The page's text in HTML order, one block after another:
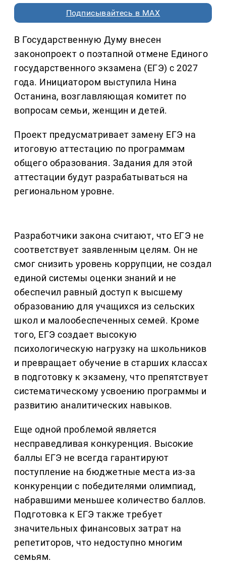
Подписывайтесь в MAX
В Государственную Думу внесен
законопроект о поэтапной отмене Единого
государственного экзамена (ЕГЭ) с 2027
года. Инициатором выступила Нина
Останина, возглавляющая комитет по
вопросам семьи, женщин и детей.
Проект предусматривает замену ЕГЭ на
итоговую аттестацию по программам
общего образования. Задания для этой
аттестации будут разрабатываться на
региональном уровне.
Разработчики закона считают, что ЕГЭ не
соответствует заявленным целям. Он не
смог снизить уровень коррупции, не создал
единой системы оценки знаний и не
обеспечил равный доступ к высшему
образованию для учащихся из сельских
школ и малообеспеченных семей. Кроме
того, ЕГЭ создает высокую
психологическую нагрузку на школьников
и превращает обучение в старших классах
в подготовку к экзамену, что препятствует
систематическому усвоению программы и
развитию аналитических навыков.
Еще одной проблемой является
несправедливая конкуренция. Высокие
баллы ЕГЭ не всегда гарантируют
поступление на бюджетные места из-за
конкуренции с победителями олимпиад,
набравшими меньшее количество баллов.
Подготовка к ЕГЭ также требует
значительных финансовых затрат на
репетиторов, что недоступно многим
семьям.